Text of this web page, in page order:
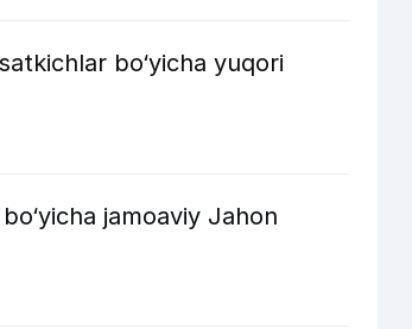
bo‘yicha yuqori
jamoaviy Jahon